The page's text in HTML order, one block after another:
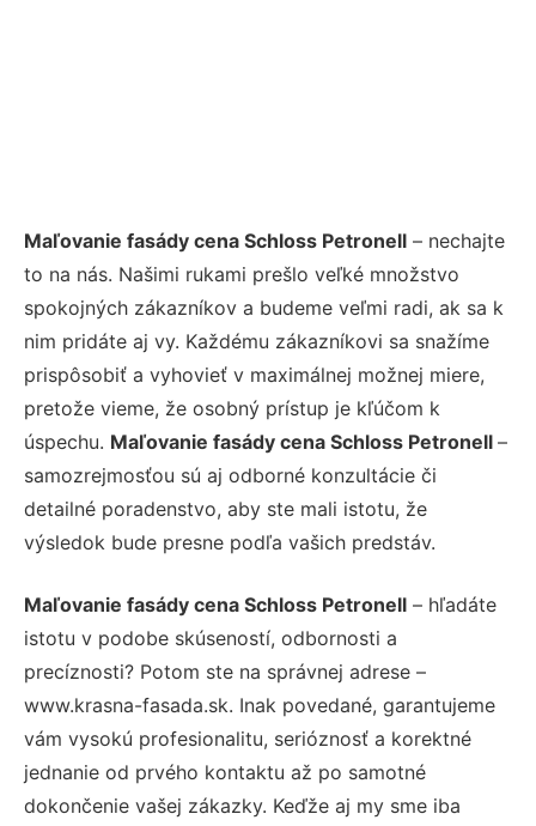
Maľovanie fasády cena Schloss Petronell – nechajte
to na nás. Našimi rukami prešlo veľké množstvo
spokojných zákazníkov a budeme veľmi radi, ak sa k
nim pridáte aj vy. Každému zákazníkovi sa snažíme
prispôsobiť a vyhovieť v maximálnej možnej miere,
pretože vieme, že osobný prístup je kľúčom k
úspechu. Maľovanie fasády cena Schloss Petronell –
samozrejmosťou sú aj odborné konzultácie či
detailné poradenstvo, aby ste mali istotu, že
výsledok bude presne podľa vašich predstáv.
Maľovanie fasády cena Schloss Petronell – hľadáte
istotu v podobe skúseností, odbornosti a
precíznosti? Potom ste na správnej adrese –
www.krasna-fasada.sk. Inak povedané, garantujeme
vám vysokú profesionalitu, serióznosť a korektné
jednanie od prvého kontaktu až po samotné
dokončenie vašej zákazky. Keďže aj my sme iba